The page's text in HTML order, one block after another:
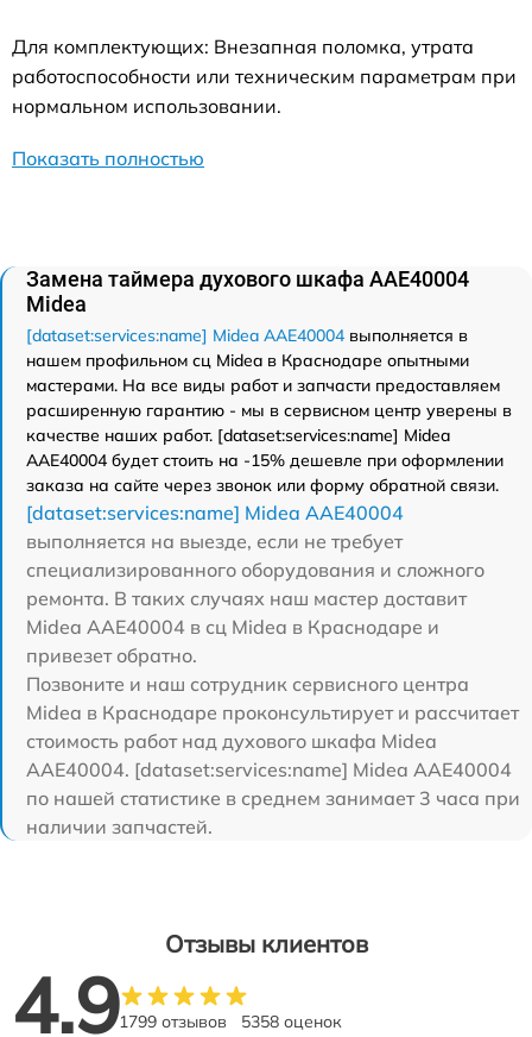
Для комплектующих: Внезапная поломка, утрата
работоспособности или техническим параметрам при
нормальном использовании.
Показать полностью
Замена таймера духового шкафа AAE40004
Midea
[dataset:services:name] Midea AAE40004 выполняется в
нашем профильном сц Midea в Краснодаре опытными
мастерами. На все виды работ и запчасти предоставляем
расширенную гарантию - мы в сервисном центр уверены в
качестве наших работ. [dataset:services:name] Midea
AAE40004 будет стоить на -15% дешевле при оформлении
заказа на сайте через звонок или форму обратной связи.
[dataset:services:name] Midea AAE40004
выполняется на выезде, если не требует
специализированного оборудования и сложного
ремонта. В таких случаях наш мастер доставит
Midea AAE40004 в сц Midea в Краснодаре и
привезет обратно.
Позвоните и наш сотрудник сервисного центра
Midea в Краснодаре проконсультирует и рассчитает
стоимость работ над духового шкафа Midea
AAE40004. [dataset:services:name] Midea AAE40004
по нашей статистике в среднем занимает 3 часа при
наличии запчастей.
Отзывы клиентов
4.91799 отзывов 5358 оценок